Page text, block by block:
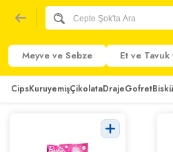
Meyve ve Sebze Et ve
CipsKuruyemişÇikolataDrajeGofret